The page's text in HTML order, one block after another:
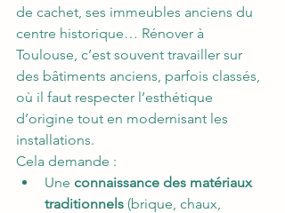
de cachet, ses immeubles anciens du
centre historique… Rénover à
Toulouse, c’est souvent travailler sur
des bâtiments anciens, parfois classés,
où il faut respecter l’esthétique
d’origine tout en modernisant les
installations.
Cela demande :
Une connaissance des matériaux
traditionnels (brique, chaux,